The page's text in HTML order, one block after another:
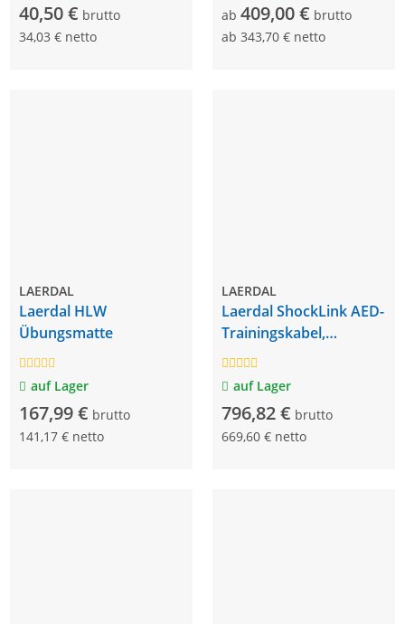
40,50 € brutto
34,03 € netto
ab 409,00 € brutto
ab 343,70 € netto
LAERDAL
Laerdal HLW
Übungsmatte
auf Lager
167,99 € brutto
141,17 € netto
LAERDAL
Laerdal ShockLink AED-
Trainingskabel,
komplett inkl.
Fernbedienung
auf Lager
796,82 € brutto
669,60 € netto